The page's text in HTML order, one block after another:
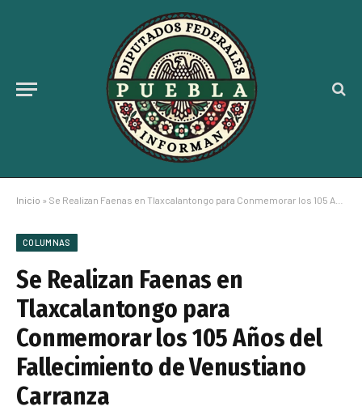
Inicio » Se Realizan Faenas en Tlaxcalantongo para Conmemorar los 105 Años del Fallecimiento de Venustiano Carranza
COLUMNAS
Se Realizan Faenas en
Tlaxcalantongo para
Conmemorar los 105 Años del
Fallecimiento de Venustiano
Carranza